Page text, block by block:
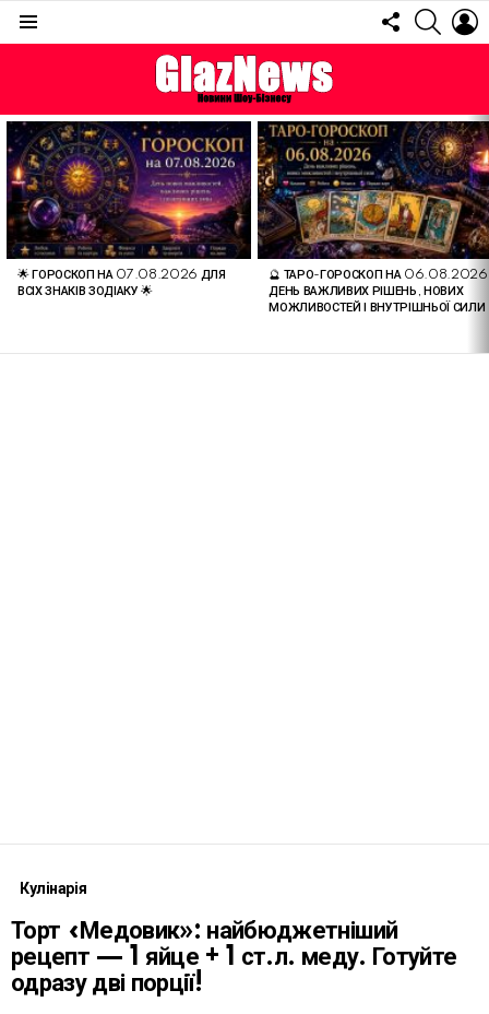
FOLLOW
US
ОСТАННІ
СТАТТІ
🌟 ГОРОСКОП НА 07.08.2026 ДЛЯ
ВСІХ ЗНАКІВ ЗОДІАКУ 🌟
🔮 ТАРО-ГОРОСКОП НА
ДЕНЬ ВАЖЛИВИХ РІШЕНЬ, НОВИХ
МОЖЛИВОСТЕЙ І ВНУТРІШНЬОЇ СИЛИ
Кулінарія
Торт «Медовик»: найбюджетніший
рецепт — 1 яйце + 1 ст.л. меду. Готуйте
одразу дві порції!